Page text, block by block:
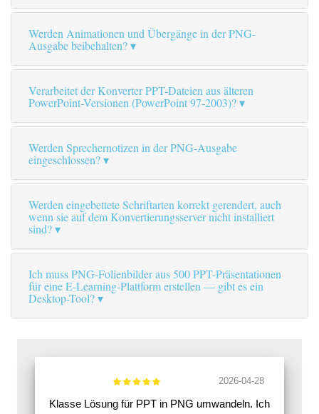
Werden Animationen und Übergänge in der PNG-
Ausgabe beibehalten?
Verarbeitet der Konverter PPT-Dateien aus älteren
PowerPoint-Versionen (PowerPoint 97-2003)?
Werden Sprechernotizen in der PNG-Ausgabe
eingeschlossen?
Werden eingebettete Schriftarten korrekt gerendert, auch
wenn sie auf dem Konvertierungsserver nicht installiert
sind?
Ich muss PNG-Folienbilder aus 500 PPT-Präsentationen
für eine E-Learning-Plattform erstellen — gibt es ein
Desktop-Tool?
2026-04-28
Klasse Lösung für PPT in PNG umwandeln. Ich